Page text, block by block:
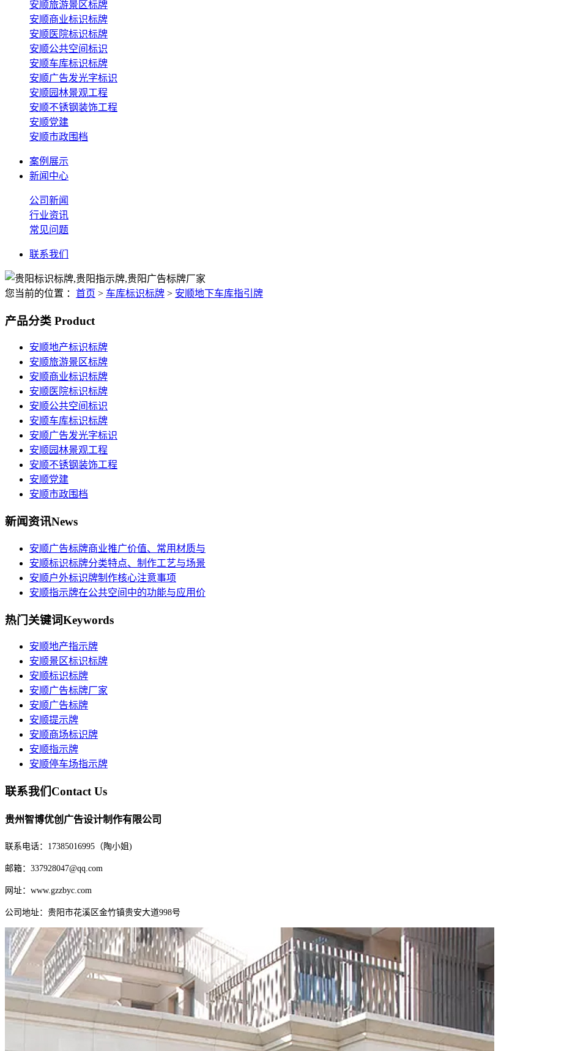
安顺旅游景区标牌
安顺商业标识标牌
安顺医院标识标牌
安顺公共空间标识
安顺车库标识标牌
安顺广告发光字标识
安顺园林景观工程
安顺不锈钢装饰工程
安顺党建
安顺市政围档
案例展示
新闻中心
公司新闻
行业资讯
常见问题
联系我们
您当前的位置 ： 首页 > 车库标识标牌 > 安顺地下车库指引牌
产品分类 Product
安顺地产标识标牌
安顺旅游景区标牌
安顺商业标识标牌
安顺医院标识标牌
安顺公共空间标识
安顺车库标识标牌
安顺广告发光字标识
安顺园林景观工程
安顺不锈钢装饰工程
安顺党建
安顺市政围档
新闻资讯News
安顺广告标牌商业推广价值、常用材质与
安顺标识标牌分类特点、制作工艺与场景
安顺户外标识牌制作核心注意事项
安顺指示牌在公共空间中的功能与应用价
热门关键词Keywords
安顺地产指示牌
安顺景区标识标牌
安顺标识标牌
安顺广告标牌厂家
安顺广告标牌
安顺提示牌
安顺商场标识牌
安顺指示牌
安顺停车场指示牌
联系我们Contact Us
贵州智博优创广告设计制作有限公司
联系电话：17385016995（陶小姐)
邮箱：337928047@qq.com
网址：www.gzzbyc.com
公司地址：贵阳市花溪区金竹镇贵安大道998号